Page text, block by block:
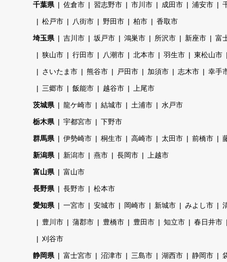
千葉県 佐倉市 習志野市 市川市 成田市 浦安市
松戸市 八街市 野田市 柏市 香取市
埼玉県 吉川市 坂戸市 鴻巣市 所沢市 新座市 富
狭山市 行田市 八潮市 北本市 羽生市 東松山市
さいたま市 熊谷市 戸田市 加須市 志木市 幸手
三郷市 飯能市 越谷市 上尾市
茨城県 龍ケ崎市 結城市 土浦市 水戸市
栃木県 宇都宮市 下野市
群馬県 伊勢崎市 桐生市 高崎市 太田市 前橋市
新潟県 新潟市 燕市 長岡市 上越市
富山県 富山市
長野県 長野市 松本市
愛知県 一宮市 安城市 岡崎市 新城市 みよし市
豊川市 蒲郡市 豊橋市 豊田市 知立市 春日井市
刈谷市
静岡県 富士宮市 沼津市 三島市 湖西市 静岡市